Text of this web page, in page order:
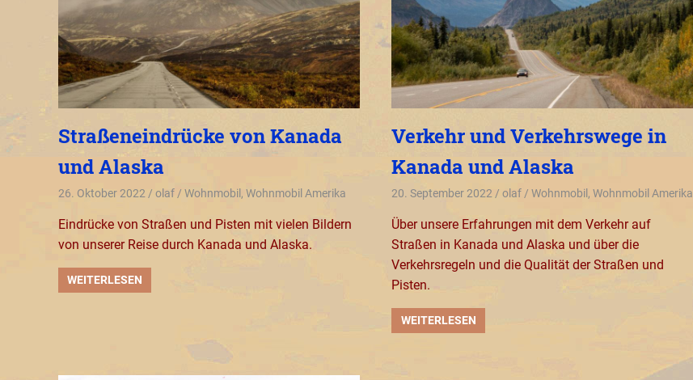
Straßeneindrücke von Kanada
und Alaska
26. Oktober 2022 olaf Wohnmobil , Wohnmobil Amerika
Eindrücke von Straßen und Pisten mit vielen Bildern
von unserer Reise durch Kanada und Alaska.
WEITERLESEN
Verkehr und Verkehrswege in
Kanada und Alaska
20. September 2022 olaf Wohnmobil , Wohnmobil Amerika
Über unsere Erfahrungen mit dem Verkehr auf
Straßen in Kanada und Alaska und über die
Verkehrsregeln und die Qualität der Straßen und
Pisten.
WEITERLESEN